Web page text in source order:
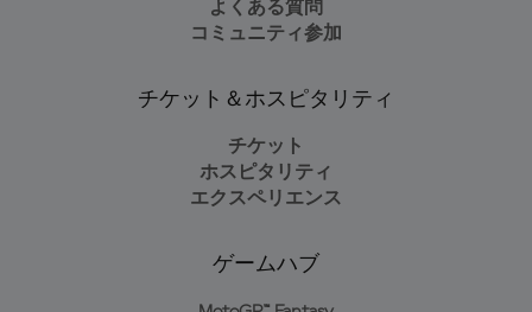
よくある質問
コミュニティ参加
チケット＆ホスピタリティ
チケット
ホスピタリティ
エクスペリエンス
ゲームハブ